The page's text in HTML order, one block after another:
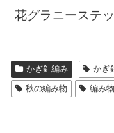
花グラニーステ
かぎ針編み かぎ
秋の編み物
編み